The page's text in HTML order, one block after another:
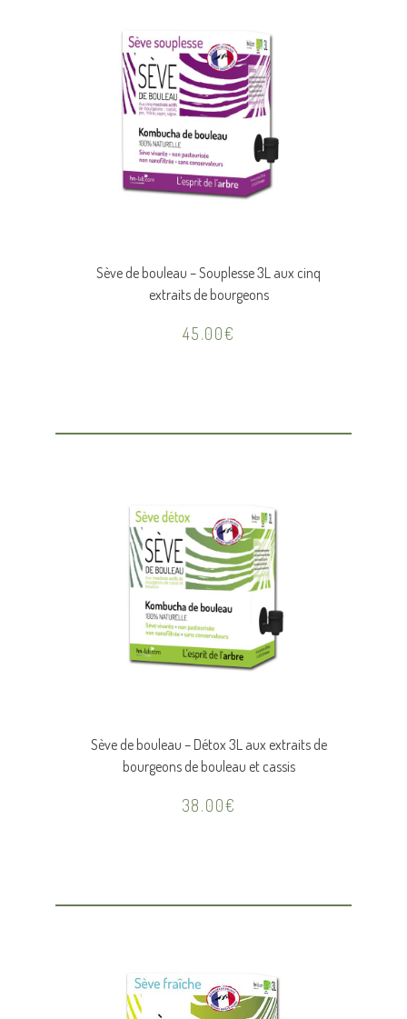
Sève de bouleau – Souplesse 3L aux cinq
extraits de bourgeons
45.00€
Sève de bouleau – Détox 3L aux extraits de
bourgeons de bouleau et cassis
38.00€